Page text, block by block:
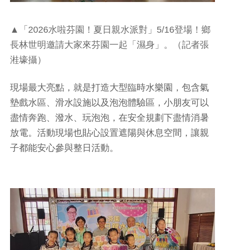
▲「2026水啦芬園！夏日親水派對」5/16登場！鄉
長林世明邀請大家來芬園一起「濕身」。（記者張
溎壕攝）
現場最大亮點，就是打造大型臨時水樂園，包含氣
墊戲水區、滑水設施以及泡泡體驗區，小朋友可以
盡情奔跑、潑水、玩泡泡，在安全規劃下盡情消暑
放電。活動現場也貼心設置遮陽與休息空間，讓親
子都能安心參與整日活動。